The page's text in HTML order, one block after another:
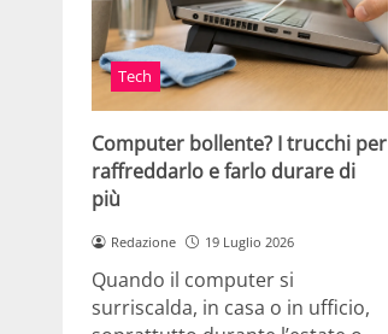
Tech
Computer bollente? I trucchi per
raffreddarlo e farlo durare di
più
Redazione 19 Luglio 2026
Quando il computer si
surriscalda, in casa o in ufficio,